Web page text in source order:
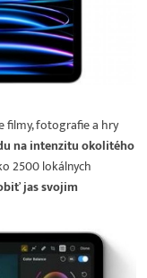
filmy, fotografie a hry
na intenzitu okolitého
2500 lokálnych
jas svojim